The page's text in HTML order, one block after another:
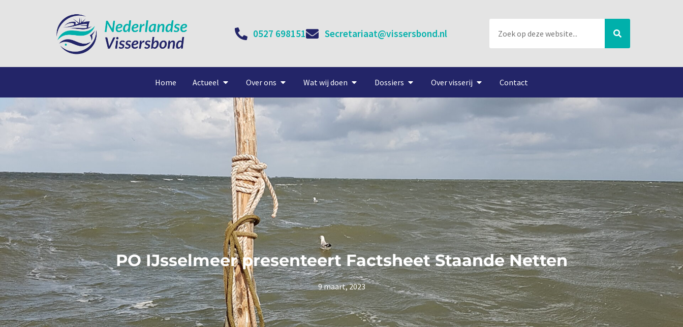
0527 698151 Secretariaat@vissersbond.nl
Home Actueel Over ons Wat wij doen Dossiers Over visserij Contact
PO IJsselmeer presenteert Factsheet Staande Netten
9 maart, 2023